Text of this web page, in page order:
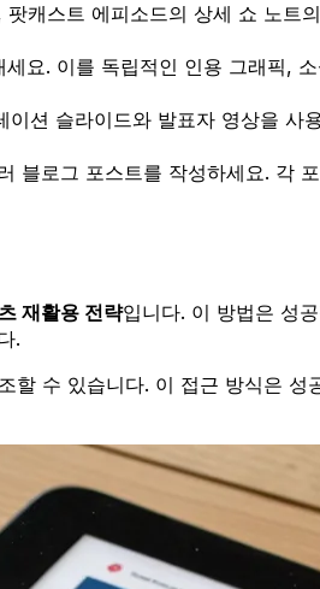
캐스트 에피소드의 상세 쇼 노트
요. 이를 독립적인 인용 그래픽,
션 슬라이드와 발표자 영상을 사
블로그 포스트를 작성하세요. 각
재활용 전략입니다. 이 방법은 성
.
수 있습니다. 이 접근 방식은 성